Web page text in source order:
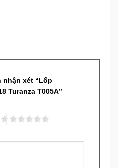
nhận xét “Lốp
Turanza T005A”